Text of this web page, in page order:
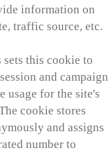
information on
traffic source, etc.
this cookie to
and campaign
usage for the site's
cookie stores
and assigns
number to